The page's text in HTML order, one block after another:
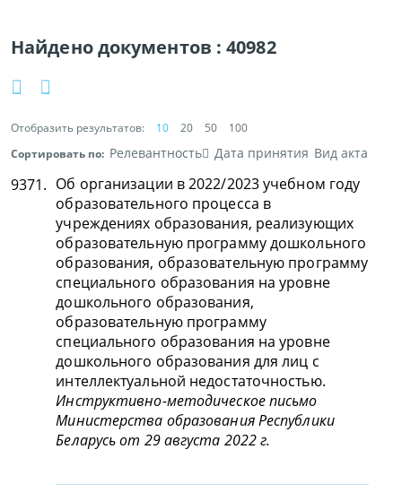
Найдено документов :40982
Отобразить результатов: 10 20 50
100
Сортировать по: Релевантность Дата принятия Вид акта
9371. Об организации в 2022/2023 учебном году
образовательного процесса в
учреждениях образования, реализующих
образовательную программу дошкольного
образования, образовательную программу
специального образования на уровне
дошкольного образования,
образовательную программу
специального образования на уровне
дошкольного образования для лиц с
интеллектуальной недостаточностью.
Инструктивно-методическое письмо
Министерства образования Республики
Беларусь от 29 августа 2022 г.